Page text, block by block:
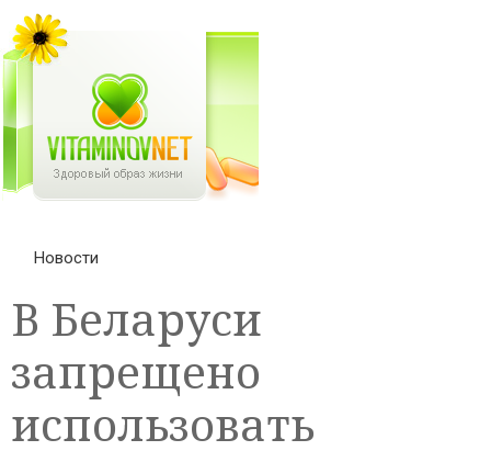
Новости
В Беларуси
запрещено
использовать